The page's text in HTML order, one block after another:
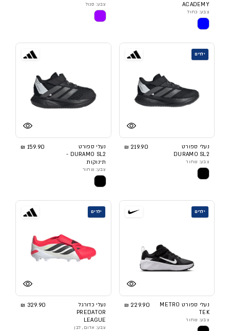
ACADEMY
צבע: כחול
צבע: סגול
ילדים
נעלי ספורט
DURAMO SL2
219.90 ₪
צבע: שחור
נעלי ספורט
DURAMO SL2 -
תינוקות
159.90 ₪
צבע: שחור
ילדים
נעלי ספורט METRO
TEK
229.90 ₪
צבע: שחור
ילדים
נעלי כדורגל
PREDATOR
LEAGUE
329.90 ₪
צבע: אדום, לבן